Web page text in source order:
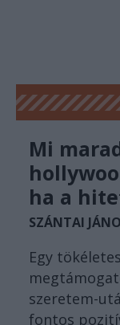
Mi
ha a
SZÁNTAI
Egy
szeretem-
fontos